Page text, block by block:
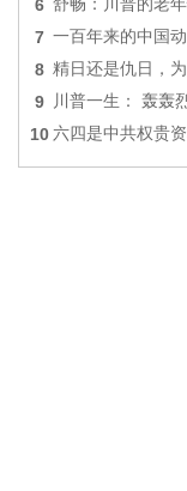
6 舒畅：川普的老
7 一百年来的中国
8 精日还是仇日，
9 川普一生： 轰轰
10 六四是中共权贵